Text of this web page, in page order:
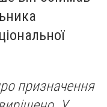
призначення